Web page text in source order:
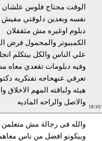
18/10/
الوقت محتاج فلوس علشان
نفسه وبعدين دلوقتي
دبلوم اوغيره مش مثقفلان
الكمبيوتر والمحمول فرض
علي الناس والكل بيتكلم
وفيه دبلومات تقعدي معاه
تعرفي عنهحاجه تفتكريه
هيئه ولباقته المهم الاخلاق
والاصل والراحه الماديه
والله فى رجالة مش
وبيكونو افضل من ناس معاهم